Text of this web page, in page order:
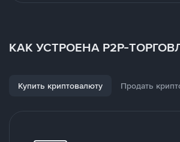
КАК УСТРОЕНА P2P-
Купить криптовалюту Продать